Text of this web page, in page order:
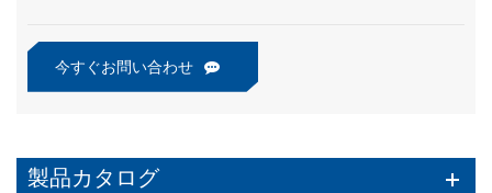
今すぐお問い合わせ
製品カタログ